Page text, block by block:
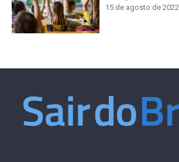
15 de agosto de 2022